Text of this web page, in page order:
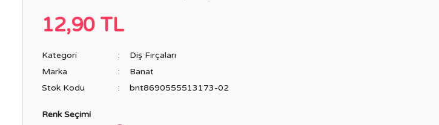
12,90 TL
Kategori
Diş Fırçaları
Marka
Banat
Stok Kodu
bnt8690555513173-02
Renk Seçimi